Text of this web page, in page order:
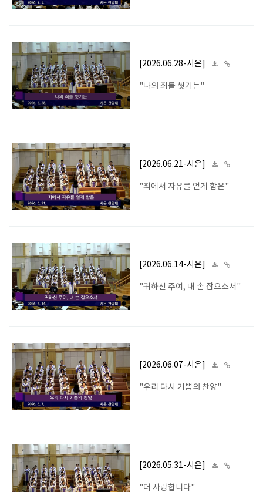
[2026.06.28-시온]
"나의 죄를 씻기는"
[2026.06.21-시온]
"죄에서 자유를 얻게 함은"
[2026.06.14-시온]
"귀하신 주여, 내 손 잡으소서"
[2026.06.07-시온]
"우리 다시 기쁨의 찬양"
[2026.05.31-시온]
"더 사랑합니다"